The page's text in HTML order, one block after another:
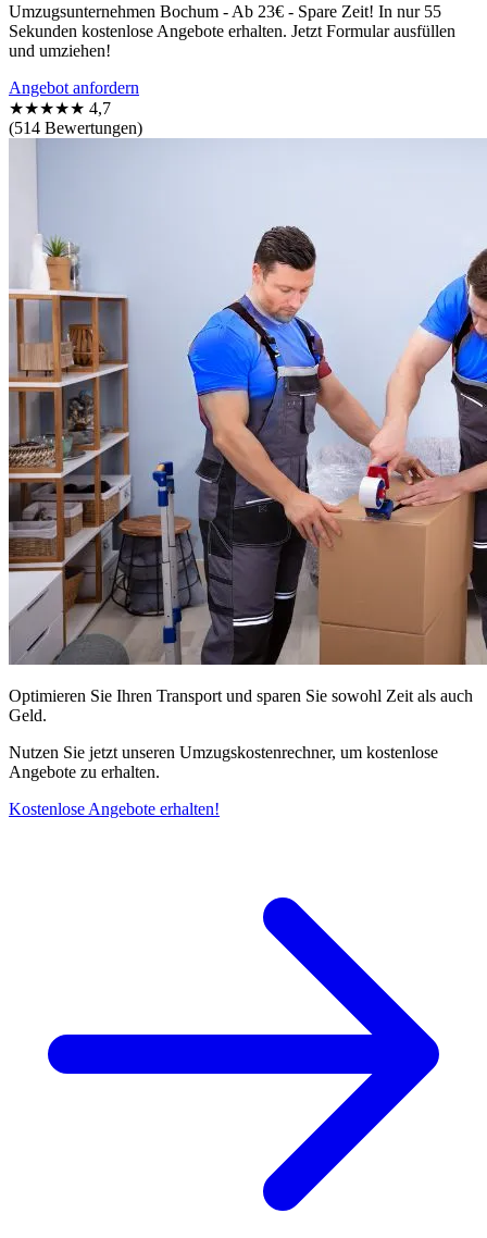
Umzugsunternehmen Bochum - Ab 23€ - Spare Zeit! In nur 55
Sekunden kostenlose Angebote erhalten. Jetzt Formular ausfüllen
und umziehen!
Angebot anfordern
★★★★★ 4,7
(514 Bewertungen)
Optimieren Sie Ihren Transport und sparen Sie sowohl Zeit als auch
Geld.
Nutzen Sie jetzt unseren Umzugskostenrechner, um kostenlose
Angebote zu erhalten.
Kostenlose Angebote erhalten!